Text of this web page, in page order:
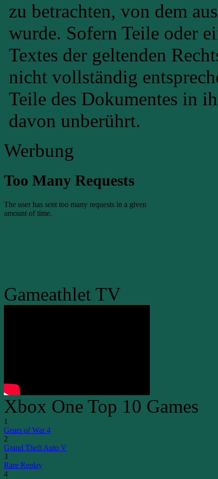
zu betrachten, von dem
wurde. Sofern Teile oder
Textes der geltenden
nicht vollständig
Teile des Dokumentes in
davon unberührt.
Werbung
Gameathlet TV
Xbox One Top 10 Games
1
Gears of War 4
2
Grand Theft Auto V
3
Rare Replay
4